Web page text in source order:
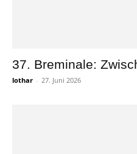
37. Breminale:
lothar - 27. Juni 2026